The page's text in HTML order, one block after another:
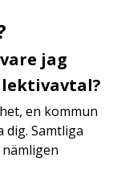
jag
en kommun
Samtliga